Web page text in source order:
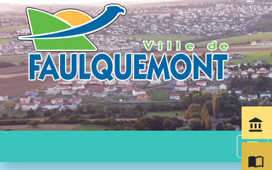
menu
account_balance
import_contacts